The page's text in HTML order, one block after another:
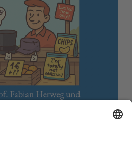
bieten Fabian Herweg und